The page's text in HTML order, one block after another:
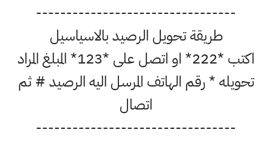
---------------------------------
طريقة تحويل الرصيد بالاسياسيل
اكتب *222* او اتصل على *123* المبلغ المراد
تحويله * رقم الهاتف المرسل اليه الرصيد # ثم
اتصال
---------------------------------